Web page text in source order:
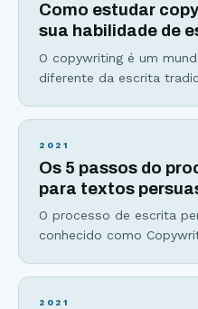
não precisa terminar
Como estudar
sua habilidade de
O copywriting é um
diferente da escrita
de vender através de
básico para quem deseja
escrever para ganhar
2021
Os 5 passos do
para textos
O processo de escrita
conhecido como
específica, que pode
2021